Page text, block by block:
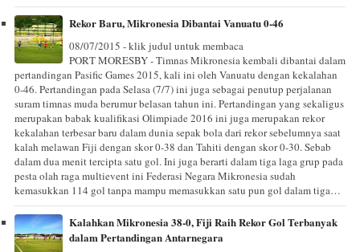
Rekor Baru, Mikronesia Dibantai Vanuatu 0-46
08/07/2015 - klik judul untuk membaca
PORT MORESBY - Timnas Mikronesia kembali dibantai dalam
pertandingan Pasific Games 2015, kali ini oleh Vanuatu dengan kekalahan
0-46. Pertandingan pada Selasa (7/7) ini juga sebagai penutup perjalanan
suram timnas muda berumur belasan tahun ini. Pertandingan yang sekaligus
merupakan babak kualifikasi Olimpiade 2016 ini juga merupakan rekor
kekalahan terbesar baru dalam dunia sepak bola dari rekor sebelumnya saat
kalah melawan Fiji dengan skor 0-38 dan Tahiti dengan skor 0-30. Sebab
dalam dua menit tercipta satu gol. Ini juga berarti dalam tiga laga grup pada
pesta olah raga multievent ini Federasi Negara Mikronesia sudah
kemasukkan 114 gol tanpa mampu memasukkan satu pun gol dalam tiga…
Kalahkan Mikronesia 38-0, Fiji Raih Rekor Gol Terbanyak
dalam Pertandingan Antarnegara